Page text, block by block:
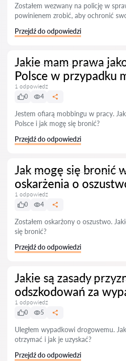
Zostałem wezwany na policję w
powinienem zrobić, aby ochronić
Przejdź do odpowiedzi
Jakie mam prawa
Polsce w przypadku
1 odpowiedź
0
4
Jestem ofiarą mobbingu w pracy.
Polsce i jak mogę się bronić?
Przejdź do odpowiedzi
Jak mogę się bronić
oskarżenia o
1 odpowiedź
0
4
Zostałem oskarżony o oszustwo.
się bronić?
Przejdź do odpowiedzi
Jakie są zasady
odszkodowań za
1 odpowiedź
0
5
Uległem wypadkowi drogowemu.
otrzymać i jak je uzyskać?
Przejdź do odpowiedzi